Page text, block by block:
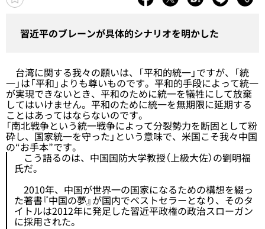
習近平のブレーンが具体的シナリオを明かした
台湾に関する我々の願いは、「平和的統一」ですが、「統
一」は「平和」よりも尊いものです。平和的手段によって統一
が実現できないとき、平和のために統一を犠牲にして放棄
してはいけません。平和のために統一を無期限に延期する
ことはあってはならないのです。
「南北戦争という統一戦争によって分裂勢力を断固として粉
砕し、国家統一を守った」という意味で、米国こそ我々中国
の“お手本”です。
こう語るのは、中国国防大学教授（上級大佐）の劉明福
氏だ。
2010年、中国が世界一の国家になるための構想を綴っ
た著書『中国の夢』が国内でベストセラーとなり、そのタ
イトルは2012年に発足した習近平政権の政治スローガン
に採用された。